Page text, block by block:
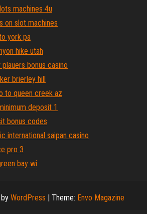
machines 4u
on slot machines
york pa
hike utah
bonus casino
brierley hill
to queen creek az
deposit 1
bonus codes
international saipan casino
pro 3
bay wi
WordPress | Theme: Envo Magazine